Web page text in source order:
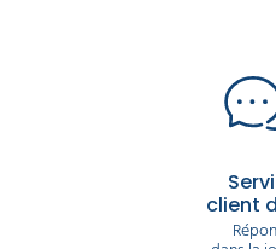
client